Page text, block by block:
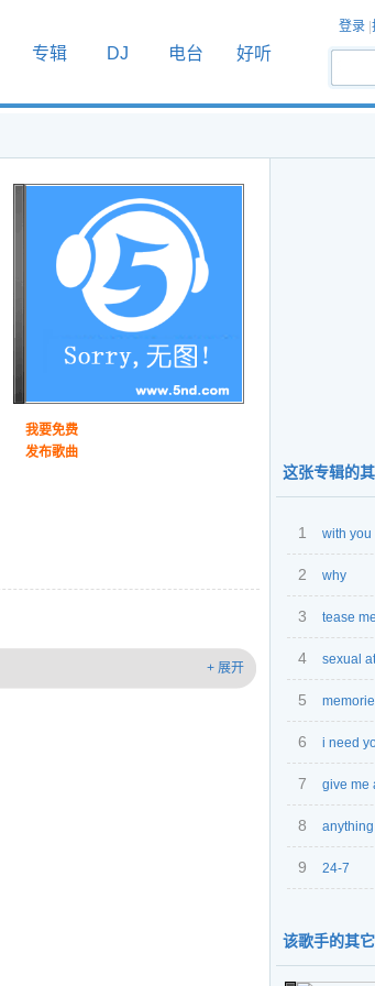
专辑 DJ 电台 好听
登录
我要免费
发布歌曲
+ 展开
这张专辑的
1
with you
2
why
3
tease me
4
sexual
5
6
i need
7
give me
8
anything
9
24-7
该歌手的其